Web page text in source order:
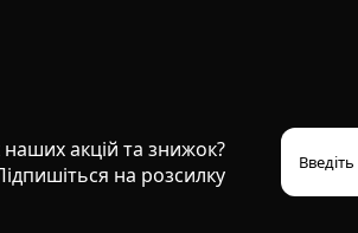
наших акцій та знижок?
на розсилку